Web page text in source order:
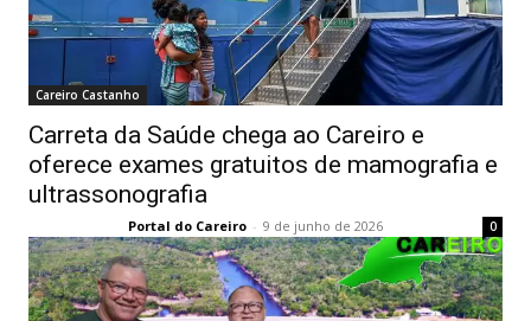
Careiro Castanho
Carreta da Saúde chega ao Careiro e
oferece exames gratuitos de mamografia e
ultrassonografia
Portal do Careiro - 9 de junho de 2026 0